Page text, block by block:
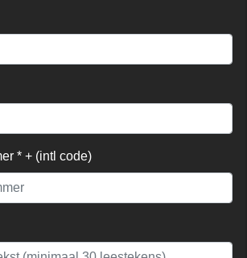
* + (intl code)